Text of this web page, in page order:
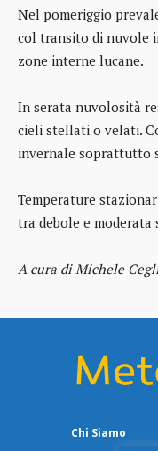
Nel pomeriggio
col transito di nuvole
zone interne lucane.
In serata nuvolosità
cieli stellati o velati.
invernale soprattutto
Temperature
tra debole e
A cura di Michele
Chi Siamo